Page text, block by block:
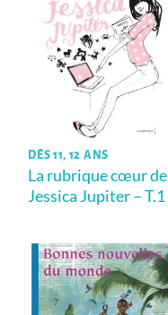
DÈS 11, 12 ANS
La rubrique cœur de
Jessica Jupiter – T.1